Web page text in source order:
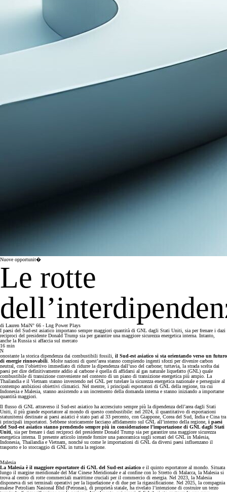
Nuove opportunit�
Le rotte
di Lauren MaiN° 66 - Lng Power Plays
I paesi del Sud-est asiatico importano sempre maggiori quantità di GNL dagli Stati Uniti, sia per frenare i dazi
reciproci del presidente Donald Trump sia per garantire una maggiore sicurezza energetica interna. Intanto,
anche la Russia si affaccia sul mercato
16 min
N
onostante la storica dipendenza dai combustibili fossili, il Sud-est asiatico si sta orientando verso un futuro
di energie rinnovabili . Molte nazioni di quest’area stanno compiendo ingenti sforzi per divenire carbon
neutral, con l’obiettivo immediato di ridurre la dipendenza dall’uso del carbone; tuttavia, la strada scelta dai
paesi per dire definitivamente addio al carbone è quella di affidarsi al gas naturale liquefatto (GNL) quale
combustibile di transizione conveniente nel contesto di un piano di transizione energetica più ampio. La
Thailandia e il Vietnam stanno investendo nel GNL per tutelare la sicurezza energetica nazionale e perseguire al
contempo ambiziosi obiettivi climatici. Nel mentre, i principali esportatori di GNL della regione, tra cui
Indonesia e Malesia, stanno assistendo a un incremento della domanda interna e stanno iniziando a importarne
quantità maggiori.
Il flusso di GNL attraverso il Sud-est asiatico ha accresciuto sempre più la dipendenza dell’area dagli Stati
Uniti, il più grande esportatore al mondo di questo combustibile: nel 2024, il quantitativo di esportazioni
statunitensi destinate ai paesi asiatici è stato pari al 33 percento, con Giappone, Corea del Sud, India e Cina tra
i principali importatori. Sebbene storicamente facciano affidamento sul GNL all’interno della regione, i paesi
del Sud-est asiatico stanno prendendo sempre più in considerazione l’importazione di GNL dagli Stati
Uniti , sia per frenare i dazi reciproci del presidente Donald Trump sia per garantire una maggiore sicurezza
energetica interna. Il presente articolo intende fornire una panoramica sugli scenari del GNL in Malesia,
Indonesia, Thailandia e Vietnam, nonché su come le importazioni di GNL da diversi paesi influenzano il
trasporto e lo stoccaggio di GNL in tutta la regione.
Malesia
La Malesia è il maggiore esportatore di GNL del Sud-est asiatico e il quinto esportatore al mondo. Situata
lungo il margine meridionale del Mar Cinese Meridionale e al confine con lo Stretto di Malacca, la Malesia si
trova al centro di rotte commerciali marittime cruciali per il commercio di energia. Nel 2023, la Malesia
disponeva di sei terminali operativi per la liquefazione e di due per la rigassificazione. Nel 2025, la compagnia
malese Petroliam Nasional Bhd (Petronas), di proprietà statale, ha rivelato l’intenzione di costruire un terzo